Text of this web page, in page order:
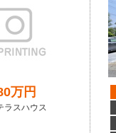
万円
ラスハウス